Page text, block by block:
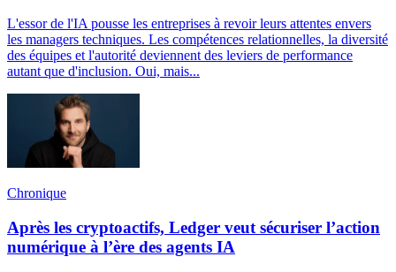
L'essor de l'IA pousse les entreprises à revoir leurs attentes envers
les managers techniques. Les compétences relationnelles, la diversité
des équipes et l'autorité deviennent des leviers de performance
autant que d'inclusion. Oui, mais...
Chronique
Après les cryptoactifs, Ledger veut sécuriser l’action
numérique à l’ère des agents IA